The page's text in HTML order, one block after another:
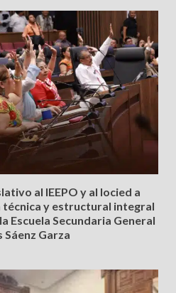
al IEEPO y al Iocied a
técnica y estructural integral
Escuela Secundaria General
Sáenz Garza